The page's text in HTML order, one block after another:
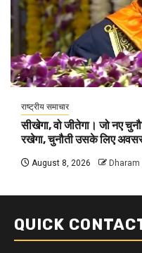
राष्ट्रीय समाचार
सीखेगा, वो जीतेगा। जो नए
रखेगा, चुनौती उसके लिए अवसर
August 8, 2026
QUICK